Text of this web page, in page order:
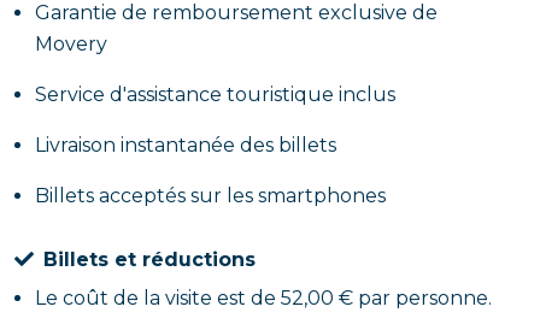
Garantie de remboursement exclusive de
Movery
Service d'assistance touristique inclus
Livraison instantanée des billets
Billets acceptés sur les smartphones
Billets et réductions
Le coût de la visite est de 52,00 € par personne.